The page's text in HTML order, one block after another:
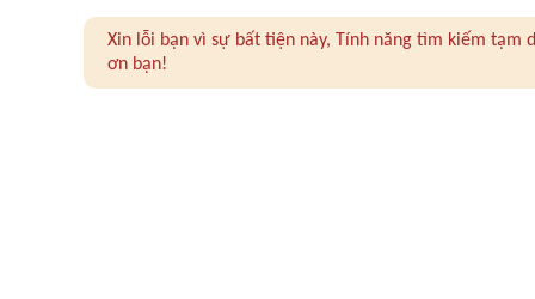
Xin lỗi bạn vì sự bất tiện này, Tính năng tìm kiếm
ơn bạn!